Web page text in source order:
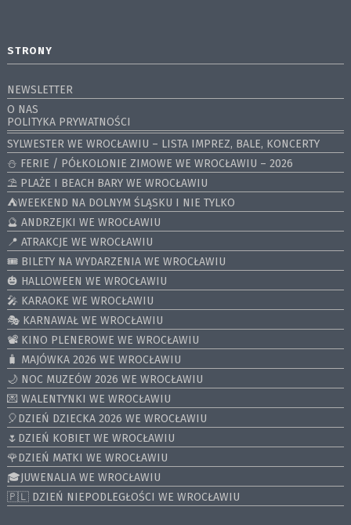
STRONY
NEWSLETTER
O NAS
POLITYKA PRYWATNOŚCI
SYLWESTER WE WROCŁAWIU – LISTA IMPREZ, BALE, KONCERTY
⛄️ FERIE / PÓŁKOLONIE ZIMOWE WE WROCŁAWIU – 2026
⛱️ PLAŻE I BEACH BARY WE WROCŁAWIU
⛺️WEEKEND NA DOLNYM ŚLĄSKU I NIE TYLKO
🔮 ANDRZEJKI WE WROCŁAWIU
📍 ATRAKCJE WE WROCŁAWIU
🎟️ BILETY NA WYDARZENIA WE WROCŁAWIU
🎃 HALLOWEEN WE WROCŁAWIU
🎤 KARAOKE WE WROCŁAWIU
🎭 KARNAWAŁ WE WROCŁAWIU
📽️ KINO PLENEROWE WE WROCŁAWIU
🧳 MAJÓWKA 2026 WE WROCŁAWIU
🌙 NOC MUZEÓW 2026 WE WROCŁAWIU
💌 WALENTYNKI WE WROCŁAWIU
🎈DZIEŃ DZIECKA 2026 WE WROCŁAWIU
🌷DZIEŃ KOBIET WE WROCŁAWIU
🌹DZIEŃ MATKI WE WROCŁAWIU
🎓JUWENALIA WE WROCŁAWIU
🇵🇱 DZIEŃ NIEPODLEGŁOŚCI WE WROCŁAWIU